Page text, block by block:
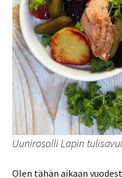
Uunirosolli Lapin
Olen tähän aikaan